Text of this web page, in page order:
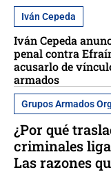
Iván Cepeda
Iván Cepeda
penal contra
acusarlo de
armados
Grupos Armados
¿Por qué
criminales
Las razones